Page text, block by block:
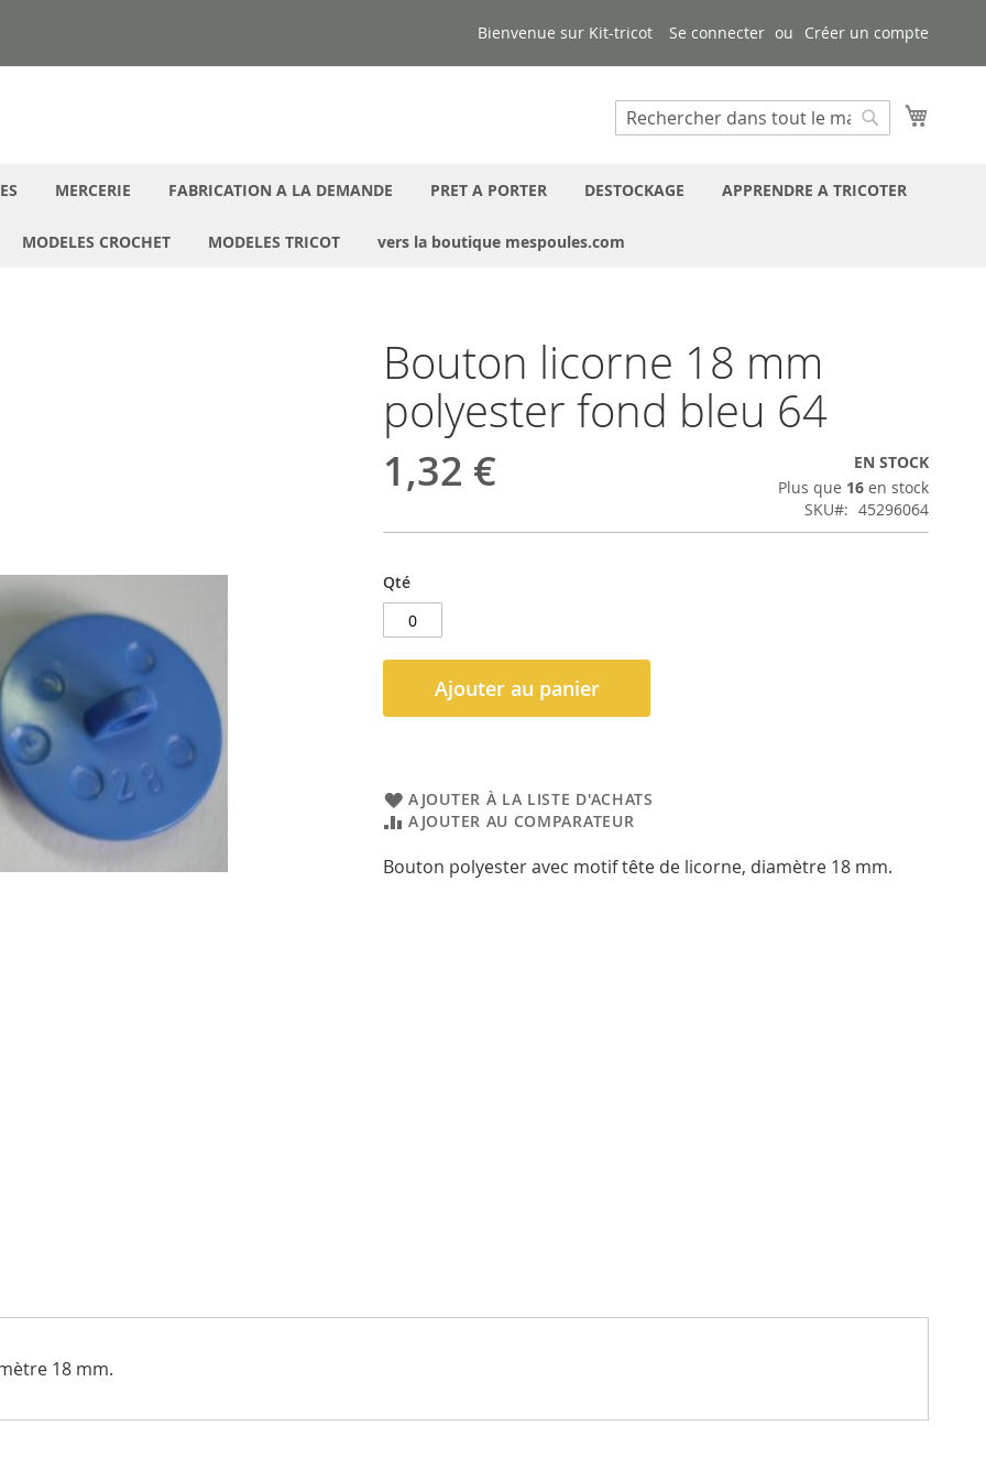
Bienvenue sur Kit-tricot Se connecter Créer un compte
Chercher
MERCERIE FABRICATION A LA DEMANDE PRET A PORTER DESTOCKAGE APPRENDRE A TRICOTER
MODELES CROCHET MODELES TRICOT vers la boutique mespoules.com
Bouton licorne 18 mm
polyester fond bleu 64
1,32 €
EN STOCK
Plus que 16 en stock
SKU
45296064
Qté
Ajouter au panier
AJOUTER À LA LISTE D'ACHATS
AJOUTER AU COMPARATEUR
Bouton polyester avec motif tête de licorne, diamètre 18 mm.
18 mm.